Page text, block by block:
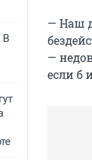
В
— Наш
—
если б